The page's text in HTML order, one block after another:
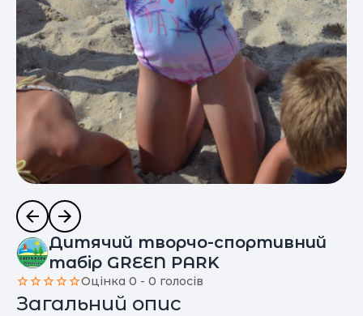
Дитячий творчо-спортивний
табір GREEN PARK
Оцінка 0 - 0 голосів
Загальний опис